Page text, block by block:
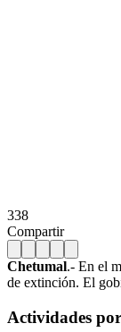
338
Compartir
Chetumal.- En el
de extinción. El
Actividades